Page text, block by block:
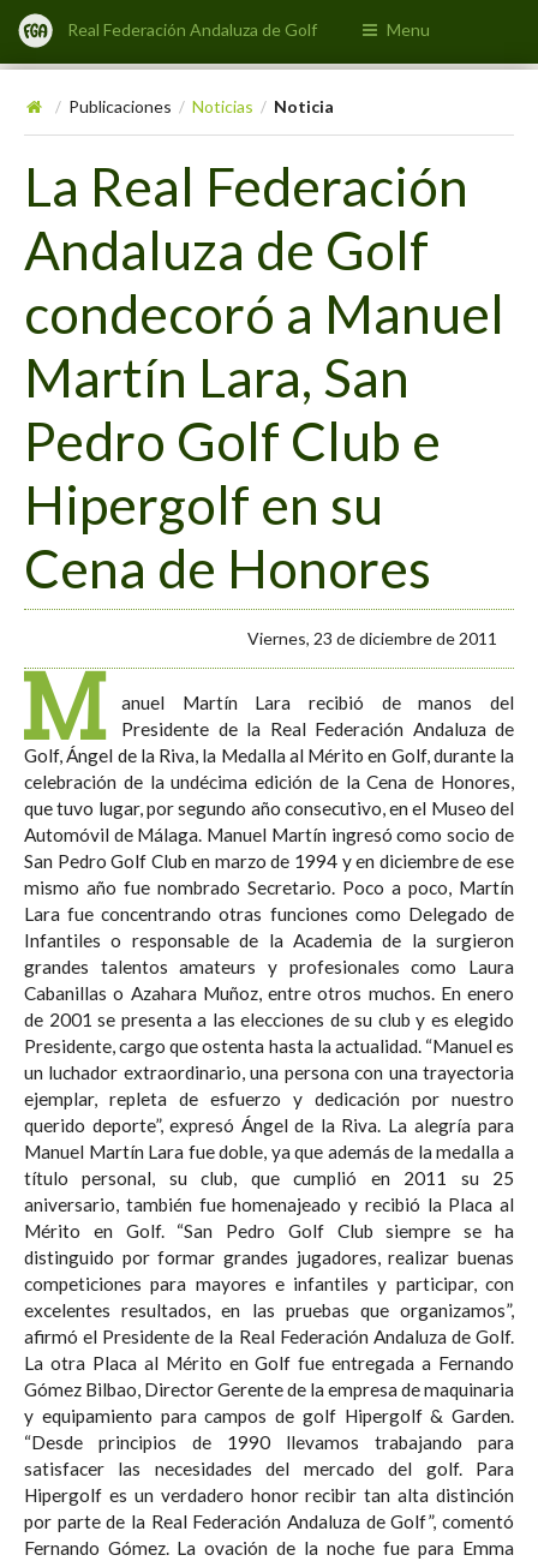
Real Federación Andaluza de Golf Menu
/ Publicaciones / Noticias / Noticia
La Real Federación
Andaluza de Golf
condecoró a Manuel
Martín Lara, San
Pedro Golf Club e
Hipergolf en su
Cena de Honores
Viernes, 23 de diciembre de 2011
M
anuel Martín Lara recibió de manos del
Presidente de la Real Federación Andaluza de
Golf, Ángel de la Riva, la Medalla al Mérito en Golf, durante la
celebración de la undécima edición de la Cena de Honores,
que tuvo lugar, por segundo año consecutivo, en el Museo del
Automóvil de Málaga. Manuel Martín ingresó como socio de
San Pedro Golf Club en marzo de 1994 y en diciembre de ese
mismo año fue nombrado Secretario. Poco a poco, Martín
Lara fue concentrando otras funciones como Delegado de
Infantiles o responsable de la Academia de la surgieron
grandes talentos amateurs y profesionales como Laura
Cabanillas o Azahara Muñoz, entre otros muchos. En enero
de 2001 se presenta a las elecciones de su club y es elegido
Presidente, cargo que ostenta hasta la actualidad. “Manuel es
un luchador extraordinario, una persona con una trayectoria
ejemplar, repleta de esfuerzo y dedicación por nuestro
querido deporte”, expresó Ángel de la Riva. La alegría para
Manuel Martín Lara fue doble, ya que además de la medalla a
título personal, su club, que cumplió en 2011 su 25
aniversario, también fue homenajeado y recibió la Placa al
Mérito en Golf. “San Pedro Golf Club siempre se ha
distinguido por formar grandes jugadores, realizar buenas
competiciones para mayores e infantiles y participar, con
excelentes resultados, en las pruebas que organizamos”,
afirmó el Presidente de la Real Federación Andaluza de Golf.
La otra Placa al Mérito en Golf fue entregada a Fernando
Gómez Bilbao, Director Gerente de la empresa de maquinaria
y equipamiento para campos de golf Hipergolf & Garden.
“Desde principios de 1990 llevamos trabajando para
satisfacer las necesidades del mercado del golf. Para
Hipergolf es un verdadero honor recibir tan alta distinción
por parte de la Real Federación Andaluza de Golf”, comentó
Fernando Gómez. La ovación de la noche fue para Emma